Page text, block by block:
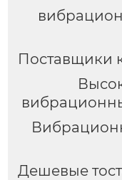
Поставщики
Дешевые